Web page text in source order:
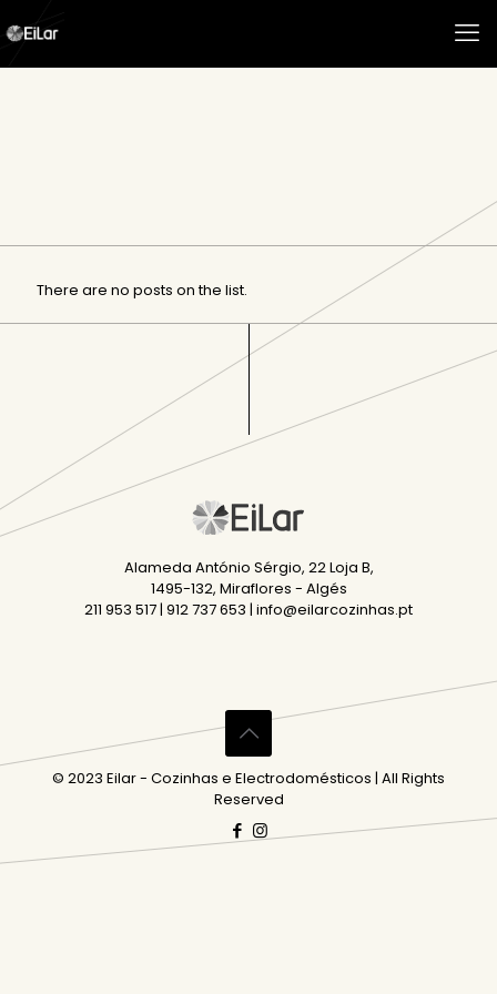
There are no posts on the list.
Alameda António Sérgio, 22 Loja B,
1495-132, Miraflores - Algés
211 953 517 | 912 737 653 | info@eilarcozinhas.pt
© 2023 Eilar - Cozinhas e Electrodomésticos | All Rights
Reserved